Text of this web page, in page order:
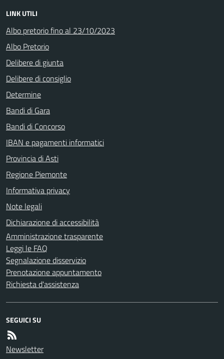
LINK UTILI
Albo pretorio fino al 23/10/2023
Albo Pretorio
Delibere di giunta
Delibere di consiglio
Determine
Bandi di Gara
Bandi di Concorso
IBAN e pagamenti informatici
Provincia di Asti
Regione Piemonte
Informativa privacy
Note legali
Dichiarazione di accessibilità
Amministrazione trasparente
Leggi le FAQ
Segnalazione disservizio
Prenotazione appuntamento
Richiesta d'assistenza
SEGUICI SU
Newsletter